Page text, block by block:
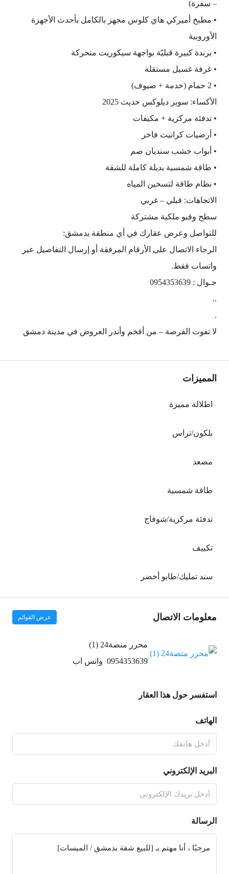
– سفرة)
• مطبخ أميركي هاي كلوس مجهز بالكامل بأحدث الأجهزة
الأوروبية
• برندة كبيرة قبليّة بواجهة سيكوريت متحركة
• غرفة غسيل مستقلة
• 2 حمام (خدمة + ضيوف)
الأكساء: سوبر ديلوكس حديث 2025
• تدفئة مركزية + مكيفات
• أرضيات كرانيت فاخر
• أبواب خشب سنديان صم
• طاقة شمسية بديلة كاملة للشقة
• نظام طاقة لتسخين المياه
الاتجاهات: قبلي – غربي
سطح وقبو ملكية مشتركة
للتواصل وعرض عقارك في أي منطقة بدمشق:
الرجاء الاتصال على الأرقام المرفقة أو إرسال التفاصيل عبر
واتساب فقط.
جـوال : 0954353639
..
.
لا تفوت الفرصة – من أفخم وأندر العروض في مدينة دمشق
المميزات
اطلالة مميزة
بلكون/تراس
مصعد
طاقة شمسية
تدفئة مركزية/شوفاج
تكييف
سند تمليك/طابو أخضر
معلومات الاتصال عرض القوائم
محرر منصة24 (1)
0954353639 واتس اب
استفسر حول هذا العقار
الهاتف
البريد الإلكتروني
الرسالة